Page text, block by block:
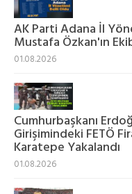
AK Parti Adana İl
Mustafa Özkan'ın
01.08.2026
Cumhurbaşkanı
Girişimindeki FETÖ
Karatepe Yakalandı
01.08.2026